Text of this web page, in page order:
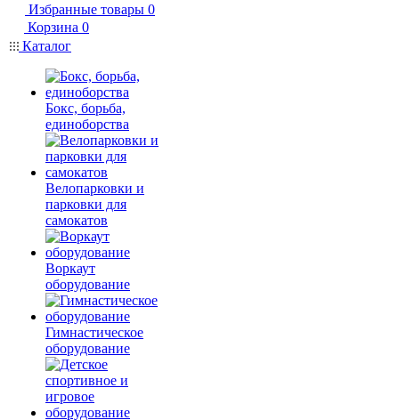
Избранные товары 0
Корзина 0
Каталог
Бокс, борьба,
единоборства
Велопарковки и
парковки для
самокатов
Воркаут
оборудование
Гимнастическое
оборудование